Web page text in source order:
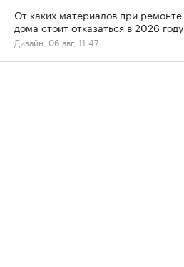
От каких материалов при ремонте
дома стоит отказаться в 2026 году
Дизайн, 06 авг, 11:47